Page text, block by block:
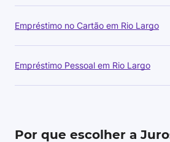
Empréstimo no Cartão em Rio Largo
Empréstimo Pessoal em Rio Largo
Por que escolher a